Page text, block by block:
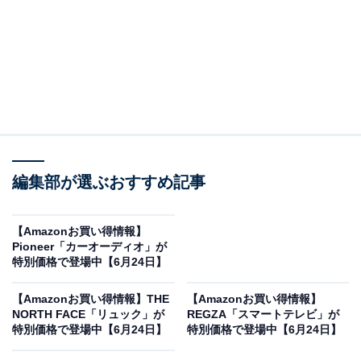
5％オフで登場
編集部が選ぶおすすめ記事
【Amazonお買い得情報】
Pioneer「カーオーディオ」が
特別価格で登場中【6月24日】
【Amazonお買い得情報】THE
NORTH FACE「リュック」が
特別価格で登場中【6月24日】
【Amazonお買い得情報】
REGZA「スマートテレビ」が
特別価格で登場中【6月24日】